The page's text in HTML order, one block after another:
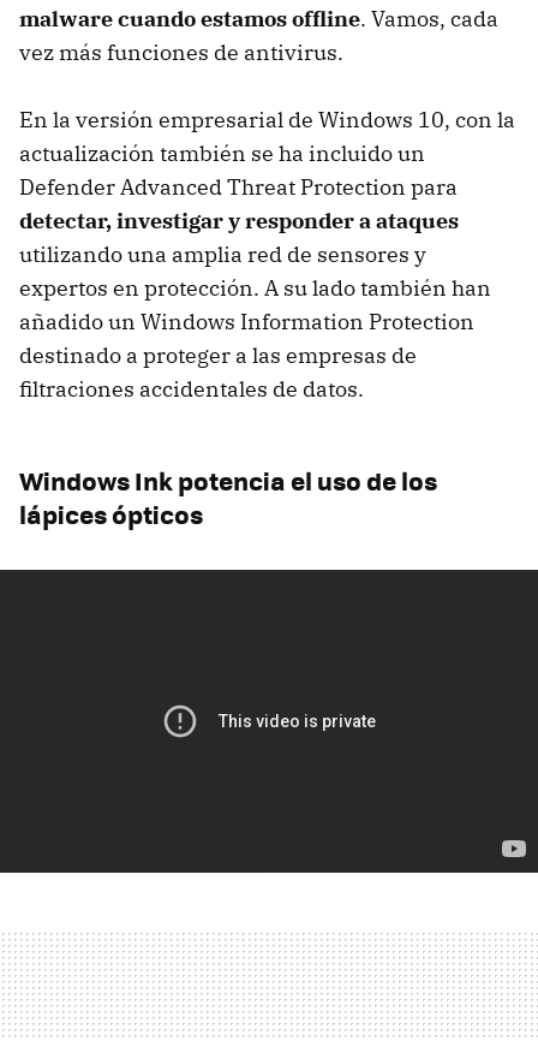
malware cuando estamos offline. Vamos, cada
vez más funciones de antivirus.
En la versión empresarial de Windows 10, con la
actualización también se ha incluido un
Defender Advanced Threat Protection para
detectar, investigar y responder a ataques
utilizando una amplia red de sensores y
expertos en protección. A su lado también han
añadido un Windows Information Protection
destinado a proteger a las empresas de
filtraciones accidentales de datos.
Windows Ink potencia el uso de los
lápices ópticos